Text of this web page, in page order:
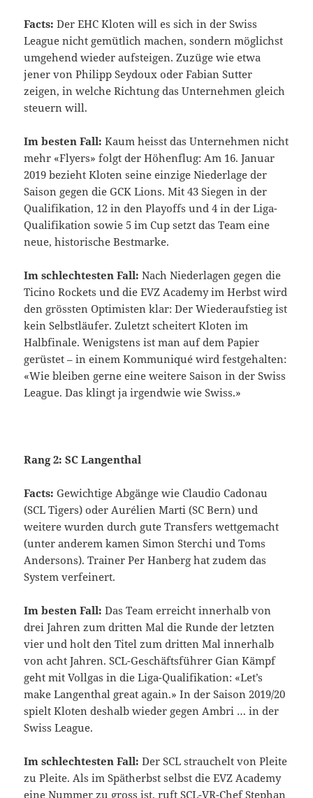
Facts: Der EHC Kloten will es sich in der Swiss
League nicht gemütlich machen, sondern möglichst
umgehend wieder aufsteigen. Zuzüge wie etwa
jener von Philipp Seydoux oder Fabian Sutter
zeigen, in welche Richtung das Unternehmen gleich
steuern will.
Im besten Fall: Kaum heisst das Unternehmen nicht
mehr «Flyers» folgt der Höhenflug: Am 16. Januar
2019 bezieht Kloten seine einzige Niederlage der
Saison gegen die GCK Lions. Mit 43 Siegen in der
Qualifikation, 12 in den Playoffs und 4 in der Liga-
Qualifikation sowie 5 im Cup setzt das Team eine
neue, historische Bestmarke.
Im schlechtesten Fall: Nach Niederlagen gegen die
Ticino Rockets und die EVZ Academy im Herbst wird
den grössten Optimisten klar: Der Wiederaufstieg ist
kein Selbstläufer. Zuletzt scheitert Kloten im
Halbfinale. Wenigstens ist man auf dem Papier
gerüstet – in einem Kommuniqué wird festgehalten:
«Wie bleiben gerne eine weitere Saison in der Swiss
League. Das klingt ja irgendwie wie Swiss.»
Rang 2: SC Langenthal
Facts: Gewichtige Abgänge wie Claudio Cadonau
(SCL Tigers) oder Aurélien Marti (SC Bern) und
weitere wurden durch gute Transfers wettgemacht
(unter anderem kamen Simon Sterchi und Toms
Andersons). Trainer Per Hanberg hat zudem das
System verfeinert.
Im besten Fall: Das Team erreicht innerhalb von
drei Jahren zum dritten Mal die Runde der letzten
vier und holt den Titel zum dritten Mal innerhalb
von acht Jahren. SCL-Geschäftsführer Gian Kämpf
geht mit Vollgas in die Liga-Qualifikation: «Let’s
make Langenthal great again.» In der Saison 2019/20
spielt Kloten deshalb wieder gegen Ambri … in der
Swiss League.
Im schlechtesten Fall: Der SCL strauchelt von Pleite
zu Pleite. Als im Spätherbst selbst die EVZ Academy
eine Nummer zu gross ist, ruft SCL-VR-Chef Stephan